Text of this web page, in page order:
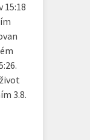
15:18
3.8.